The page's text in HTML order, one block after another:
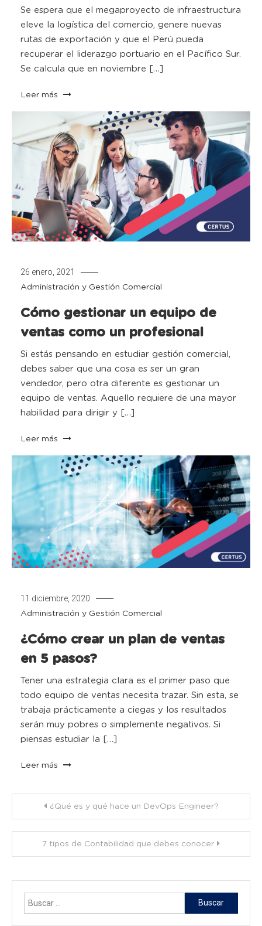
Se espera que el megaproyecto de infraestructura
eleve la logística del comercio, genere nuevas
rutas de exportación y que el Perú pueda
recuperar el liderazgo portuario en el Pacífico Sur.
Se calcula que en noviembre […]
Leer más
26 enero, 2021
Administración y Gestión Comercial
Cómo gestionar un equipo de
ventas como un profesional
Si estás pensando en estudiar gestión comercial,
debes saber que una cosa es ser un gran
vendedor, pero otra diferente es gestionar un
equipo de ventas. Aquello requiere de una mayor
habilidad para dirigir y […]
Leer más
11 diciembre, 2020
Administración y Gestión Comercial
¿Cómo crear un plan de ventas
en 5 pasos?
Tener una estrategia clara es el primer paso que
todo equipo de ventas necesita trazar. Sin esta, se
trabaja prácticamente a ciegas y los resultados
serán muy pobres o simplemente negativos. Si
piensas estudiar la […]
Leer más
Navegación
de
entradas
¿Qué es y qué hace un DevOps Engineer?
7 tipos de Contabilidad que debes conocer
Buscar: